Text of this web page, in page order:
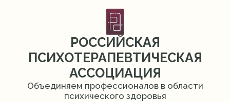
РОССИЙСКАЯ
ПСИХОТЕРАПЕВТИЧЕСКАЯ
АССОЦИАЦИЯ
Объединяем профессионалов в области
психического здоровья